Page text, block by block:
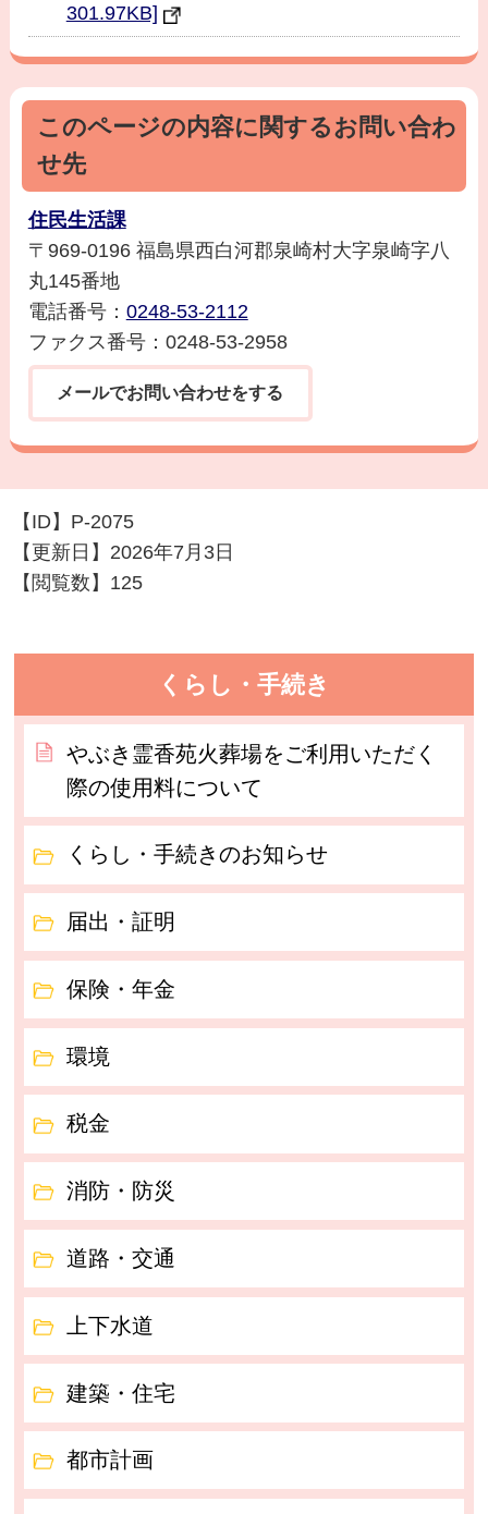
301.97KB]
このページの内容に関するお問い合わ
せ先
住民生活課
〒969-0196 福島県西白河郡泉崎村大字泉崎字八
丸145番地
電話番号： 0248-53-2112
ファクス番号：0248-53-2958
メールでお問い合わせをする
【ID】 P-2075
【更新日】 2026年7月3日
【閲覧数】 125
くらし・手続き
やぶき霊香苑火葬場をご利用いただく
際の使用料について
くらし・手続きのお知らせ
届出・証明
保険・年金
環境
税金
消防・防災
道路・交通
上下水道
建築・住宅
都市計画